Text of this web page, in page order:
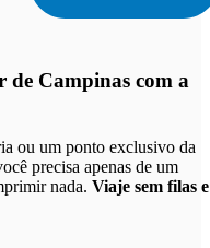
de Campinas com a
ou um ponto exclusivo da
precisa apenas de um
nada. Viaje sem filas e